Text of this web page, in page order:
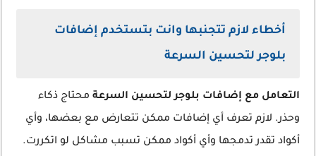
أخطاء لازم تتجنبها وانت بتستخدم إضافات
بلوجر لتحسين السرعة
التعامل مع إضافات بلوجر لتحسين السرعة محتاج ذكاء
وحذر. لازم تعرف أي إضافات ممكن تتعارض مع بعضها، وأي
أكواد تقدر تدمجها وأي أكواد ممكن تسبب مشاكل لو اتكررت.